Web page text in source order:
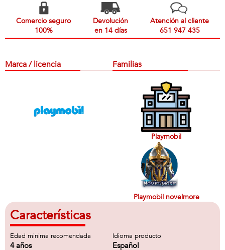
Comercio seguro
100%
Devolución
en 14 días
Atención al cliente
651 947 435
Marca / licencia Familias
Playmobil
Playmobil novelmore
Características
Edad minima recomendada
4 años
Idioma producto
Español